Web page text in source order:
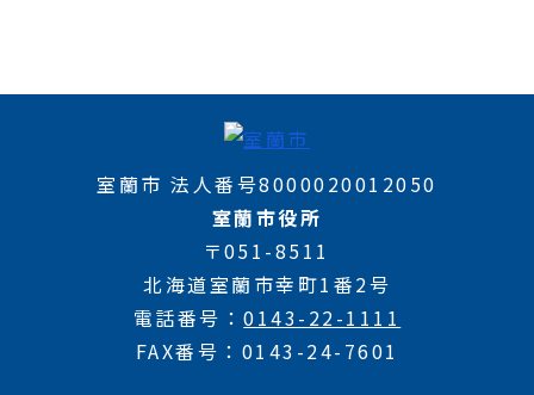
室蘭市 法人番号8000020012050
室蘭市役所
〒051-8511
北海道室蘭市幸町1番2号
電話番号
0143-22-1111
FAX番号
0143-24-7601